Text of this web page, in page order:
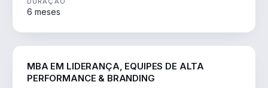
6 meses
MBA EM LIDERANÇA, EQUIPES DE ALTA
PERFORMANCE & BRANDING